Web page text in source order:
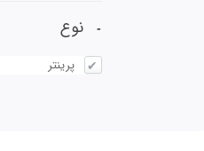
نوع
پرینتر